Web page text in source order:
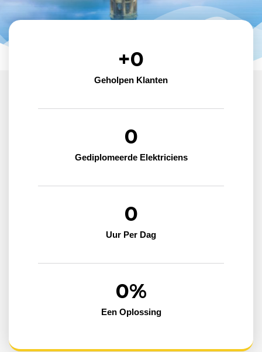
Geholpen Klanten
+0
Gediplomeerde Elektriciens
0
Uur Per Dag
0
Een Oplossing
0%